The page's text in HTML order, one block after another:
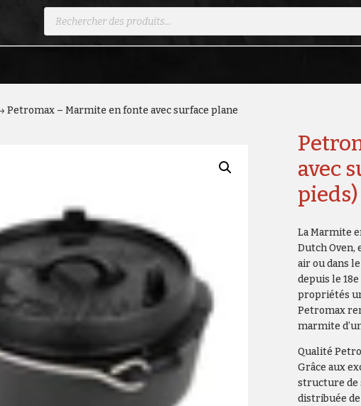
Recherche
Petromax – Marmite en fonte avec surface plane
avec
pieds)
La Marmite
Dutch Oven,
air ou dans
depuis le
propriétés
Petromax
marmite
Qualité
Grâce aux
structure de
distribuée